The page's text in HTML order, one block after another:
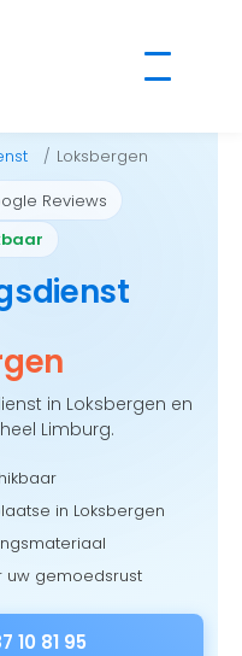
Loksbergen
Reviews
in Loksbergen en
Limburg.
in Loksbergen
uw gemoedsrust
10 81 95